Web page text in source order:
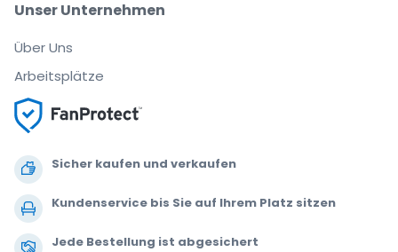
Sicher kaufen und verkaufen
Kundenservice bis Sie auf Ihrem Platz sitzen
Jede Bestellung ist abgesichert
Unser Unternehmen
Über Uns
Arbeitsplätze